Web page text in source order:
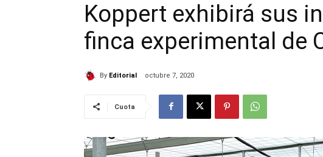
Koppert exhibirá sus
finca experimental de
By Editorial octubre 7, 2020
Cuota